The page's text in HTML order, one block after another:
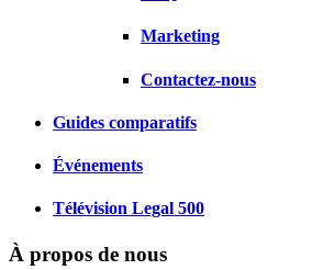
Marketing
Contactez-nous
Guides comparatifs
Événements
Télévision Legal 500
À propos de nous